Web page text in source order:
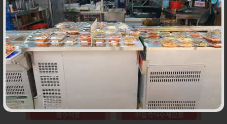
식품
010-9528-3759
구월로276번길 17
식품
032-468-6024
구월로276번길 29
장수식품 전통즉석수제강정